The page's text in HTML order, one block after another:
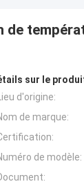
de
sur le
d'origine:
de marque:
de modèle: